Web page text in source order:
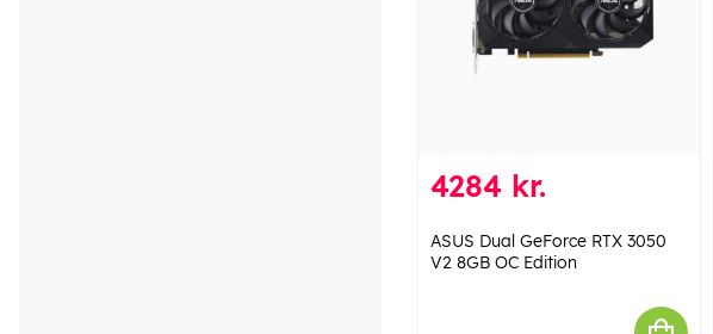
4284 kr.
ASUS Dual GeForce RTX 3050
V2 8GB OC Edition